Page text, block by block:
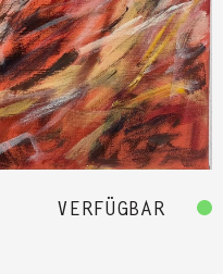
VERFÜGBAR